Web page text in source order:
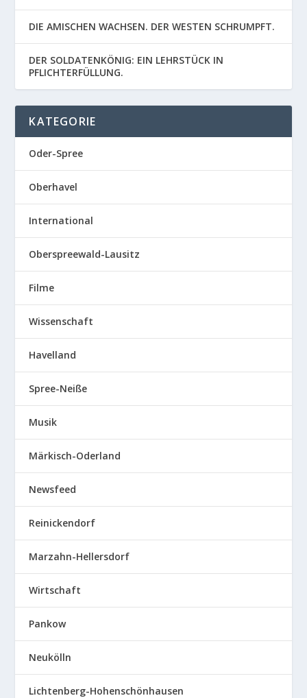
DIE AMISCHEN WACHSEN. DER WESTEN SCHRUMPFT.
DER SOLDATENKÖNIG: EIN LEHRSTÜCK IN
PFLICHTERFÜLLUNG.
KATEGORIE
Oder-Spree
Oberhavel
International
Oberspreewald-Lausitz
Filme
Wissenschaft
Havelland
Spree-Neiße
Musik
Märkisch-Oderland
Newsfeed
Reinickendorf
Marzahn-Hellersdorf
Wirtschaft
Pankow
Neukölln
Lichtenberg-Hohenschönhausen